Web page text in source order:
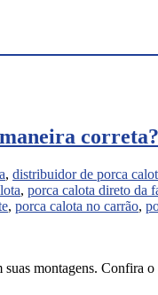
correta?
, distribuidor de porca
, porca calota direto da
, porca calota no carrão,
suas montagens. Confira